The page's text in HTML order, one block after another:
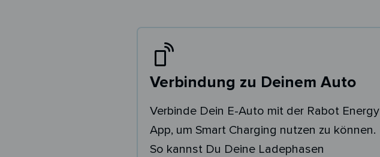
Verbindung zu Deinem Auto
Verbinde Dein E-Auto mit der Rabot Energy
App, um Smart Charging nutzen zu können.
So kannst Du Deine Ladephasen